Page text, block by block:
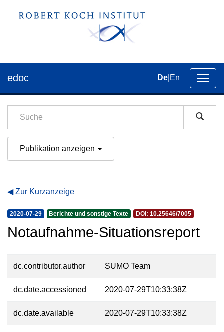
der
edoc De En
Publikation anzeigen
Zur Kurzanzeige
2020-07-29 Berichte und sonstige Texte DOI: 10.25646/7005
Notaufnahme-Situationsreport
dc.contributor.author SUMO Team
dc.date.accessioned 2020-07-29T10:33:38Z
dc.date.available 2020-07-29T10:33:38Z